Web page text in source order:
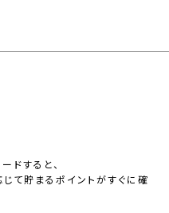
ドすると、
て貯まるポイントがすぐに確